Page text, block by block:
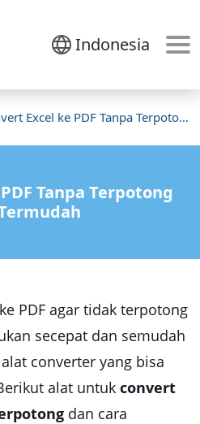
Indonesia
Excel ke PDF Tanpa Terpotong
Tanpa Terpotong
PDF agar tidak terpotong
secepat dan semudah
converter yang bisa
alat untuk convert
dan cara